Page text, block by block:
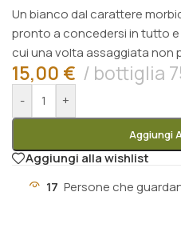
Un bianco dal carattere
pronto a concedersi in tutto e
cui una volta assaggiata non
15,00 € bottiglia
- +
Aggiungi
Aggiungi alla wishlist
17 Persone che